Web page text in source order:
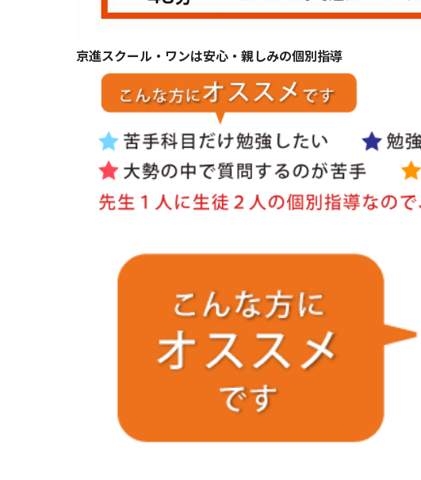
京進スクール・ワンは安心・親しみの個別指導